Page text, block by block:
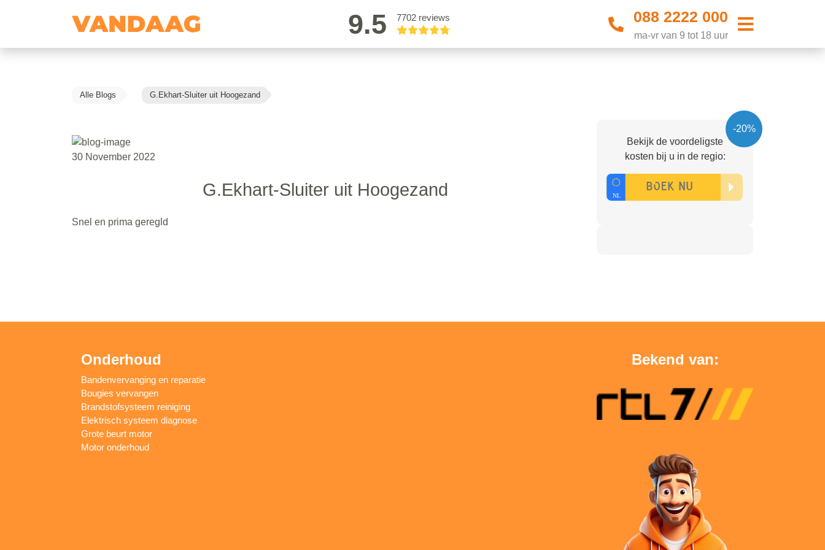
9.5 7702 reviews 088 2222 000
ma-vr van 9 tot 18 uur
Alle Blogs G.Ekhart-Sluiter uit Hoogezand
30 November 2022
G.Ekhart-Sluiter uit Hoogezand
Snel en prima geregld
-20%
Bekijk de voordeligste
kosten bij u in de regio:
Onderhoud
Bandenvervanging en reparatie
Bougies vervangen
Brandstofsysteem reiniging
Elektrisch systeem diagnose
Grote beurt motor
Motor onderhoud
Bekend van: